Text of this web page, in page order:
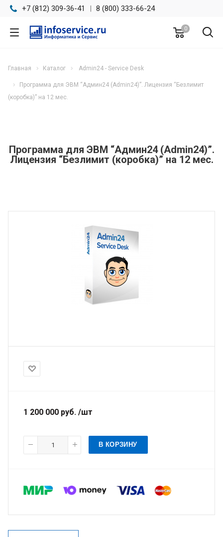
+7 (812) 309-36-41 | 8 (800) 333-66-24
0
Главная Каталог Admin24 - Service Desk
Программа для ЭВМ “Админ24 (Admin24)”. Лицензия “Безлимит
(коробка)” на 12 мес.
Программа для ЭВМ “Админ24 (Admin24)”.
Лицензия “Безлимит (коробка)” на 12 мес.
1 200 000 руб. /шт
В КОРЗИНУ